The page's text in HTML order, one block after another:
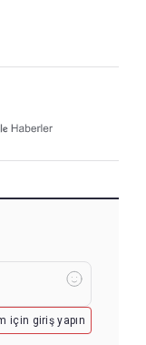
için giriş yapın